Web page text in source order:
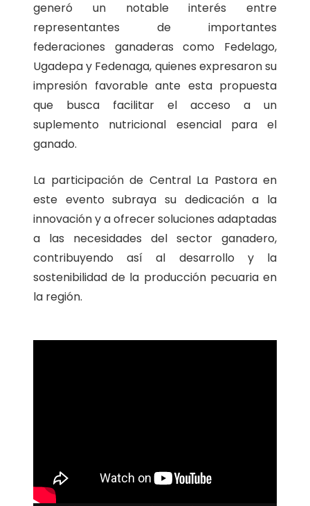
generó un notable interés entre
representantes de importantes
federaciones ganaderas como Fedelago,
Ugadepa y Fedenaga, quienes expresaron su
impresión favorable ante esta propuesta
que busca facilitar el acceso a un
suplemento nutricional esencial para el
ganado.
La participación de Central La Pastora en
este evento subraya su dedicación a la
innovación y a ofrecer soluciones adaptadas
a las necesidades del sector ganadero,
contribuyendo así al desarrollo y la
sostenibilidad de la producción pecuaria en
la región.